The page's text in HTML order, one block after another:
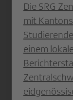
Die SRG
mit
einem